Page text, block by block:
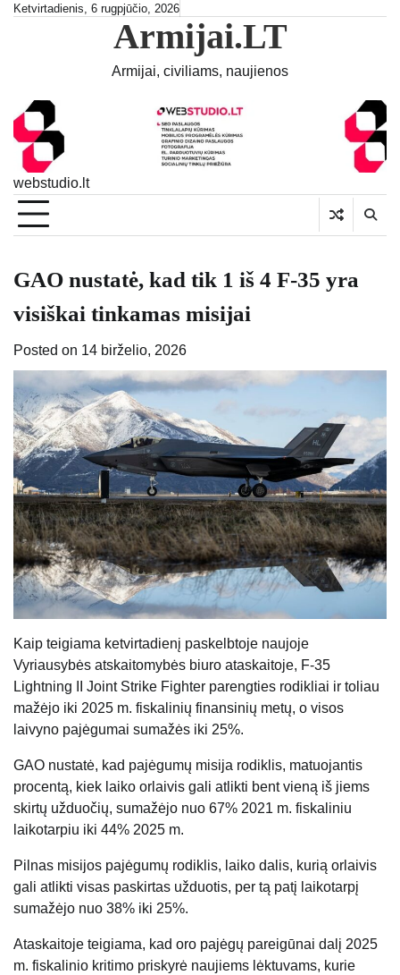
SkipKetvirtadienis, 6 rugpjūčio, 2026
Armijai.LT
Armijai, civiliams, naujienos
webstudio.lt
GAO nustatė, kad tik 1 iš 4 F-35 yra
visiškai tinkamas misijai
Posted on 14 birželio, 2026
Kaip teigiama ketvirtadienį paskelbtoje naujoje
Vyriausybės atskaitomybės biuro ataskaitoje, F-35
Lightning II Joint Strike Fighter parengties rodikliai ir toliau
mažėjo iki 2025 m. fiskalinių finansinių metų, o visos
laivyno pajėgumai sumažės iki 25%.
GAO nustatė, kad pajėgumų misija rodiklis, matuojantis
procentą, kiek laiko orlaivis gali atlikti bent vieną iš jiems
skirtų užduočių, sumažėjo nuo 67% 2021 m. fiskaliniu
laikotarpiu iki 44% 2025 m.
Pilnas misijos pajėgumų rodiklis, laiko dalis, kurią orlaivis
gali atlikti visas paskirtas užduotis, per tą patį laikotarpį
sumažėjo nuo 38% iki 25%.
Ataskaitoje teigiama, kad oro pajėgų pareigūnai dalį 2025
m. fiskalinio kritimo priskyrė naujiems lėktuvams, kurie